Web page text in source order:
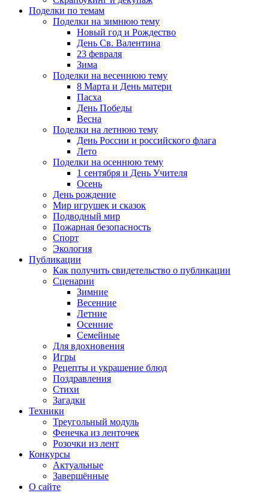
Поделки по темам
Поделки на зимнюю тему
Новый год и Рождество
День Св. Валентина
23 февраля
Зима
Поделки на весеннюю тему
8 Марта и День матери
Пасха
День Победы
Весна
Поделки на летнюю тему
День России и российского флага
Лето
Поделки на осеннюю тему
1 сентября и День Учителя
Осень
День рождение
Мир игрушек и сказок
Подводный мир
Пожарная безопасность
Спорт
Экология
Публикации
Как получить свидетельство о публикации
Сценарии
Зимние
Весенние
Летние
Осенние
Семейные
Для вдохновения
Игры
Рецепты и украшение блюд
Поздравления
Стихи
Загадки
Техники
Треугольный модуль
Фенечка из ленточек
Розочки из лент
Конкурсы
Актуальные
Завершённые
О сайте